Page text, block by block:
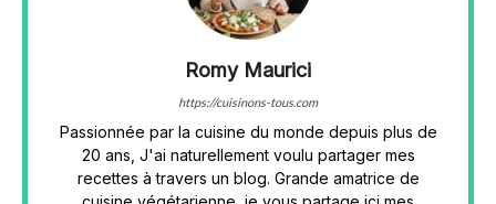
Romy Maurici
https://cuisinons-tous.com
Passionnée par la cuisine du monde depuis plus de
20 ans, J'ai naturellement voulu partager mes
recettes à travers un blog. Grande amatrice de